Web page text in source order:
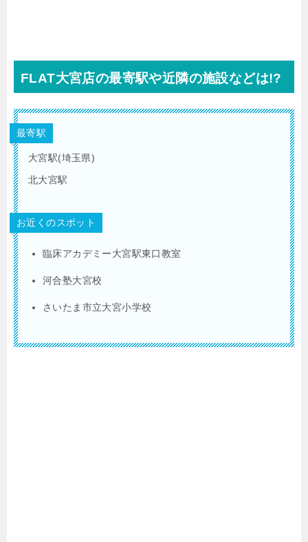
FLAT大宮店の最寄駅や近隣の施設などは!?
最寄駅
大宮駅(埼玉県)
北大宮駅
お近くのスポット
臨床アカデミー大宮駅東口教室
河合塾大宮校
さいたま市立大宮小学校